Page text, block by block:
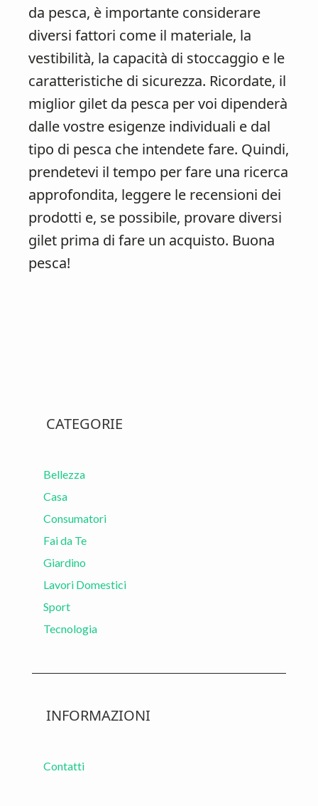
da pesca, è importante considerare
diversi fattori come il materiale, la
vestibilità, la capacità di stoccaggio e le
caratteristiche di sicurezza. Ricordate, il
miglior gilet da pesca per voi dipenderà
dalle vostre esigenze individuali e dal
tipo di pesca che intendete fare. Quindi,
prendetevi il tempo per fare una ricerca
approfondita, leggere le recensioni dei
prodotti e, se possibile, provare diversi
gilet prima di fare un acquisto. Buona
pesca!
Primary
CATEGORIE
Bellezza
Casa
Consumatori
Fai da Te
Giardino
Lavori Domestici
Sport
Tecnologia
INFORMAZIONI
Contatti